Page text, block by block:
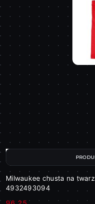
Milwaukee chusta na
4932493094